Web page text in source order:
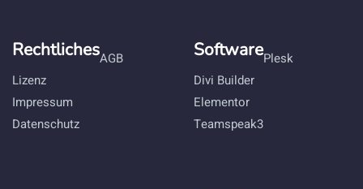
RechtlichesAGB
Lizenz
Impressum
Datenschutz
SoftwarePlesk
Divi Builder
Elementor
Teamspeak3